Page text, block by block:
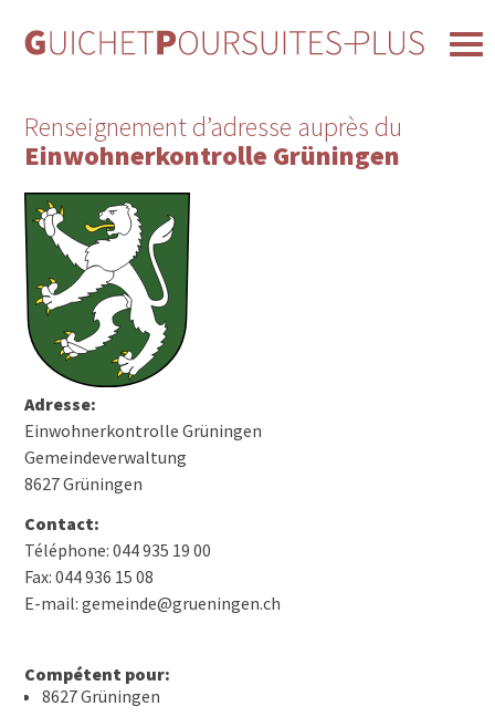
Renseignement d’adresse auprès du
Einwohnerkontrolle Grüningen
Adresse:
Einwohnerkontrolle Grüningen
Gemeindeverwaltung
8627 Grüningen
Contact:
Téléphone: 044 935 19 00
Fax: 044 936 15 08
E-mail: gemeinde@grueningen.ch
Compétent pour:
8627 Grüningen